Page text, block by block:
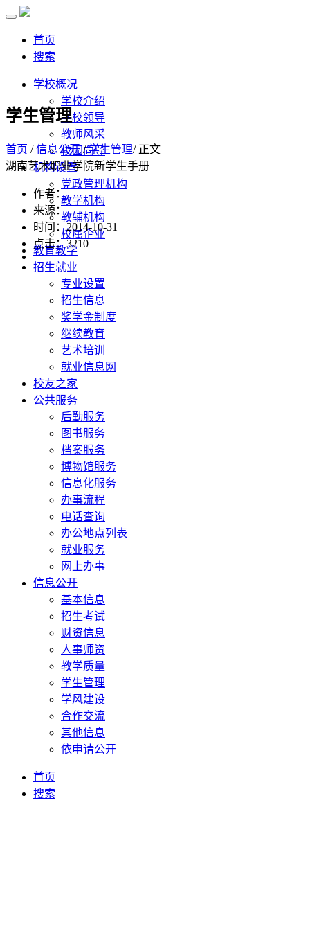
首页
搜索
学校概况
学校介绍
学校领导
教师风采
校园向导
机构设置
党政管理机构
教学机构
教辅机构
校属企业
教育教学
招生就业
专业设置
招生信息
奖学金制度
继续教育
艺术培训
就业信息网
校友之家
公共服务
后勤服务
图书服务
档案服务
博物馆服务
信息化服务
办事流程
电话查询
办公地点列表
就业服务
网上办事
信息公开
基本信息
招生考试
财资信息
人事师资
教学质量
学生管理
学风建设
合作交流
其他信息
依申请公开
首页
搜索
学生管理
首页 /信息公开/学生管理/ 正文
湖南艺术职业学院新学生手册
作者：
来源：
时间：2014-10-31
点击： 3210